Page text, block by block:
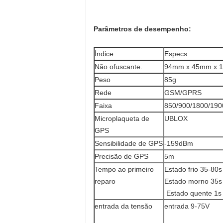
Parâmetros de desempenho:
Índice
Especs.
Não ofuscante.
94mm x 45mm x
Peso
85g
Rede
GSM/GPRS
Faixa
850/900/1800/
Microplaqueta de
GPS
UBLOX
Sensibilidade de GPS-159dBm
Precisão de GPS
5m
Tempo ao primeiro
reparo
Estado frio 35-80s
Estado morno 35s
Estado quente 1s
entrada da tensão
entrada 9-75V